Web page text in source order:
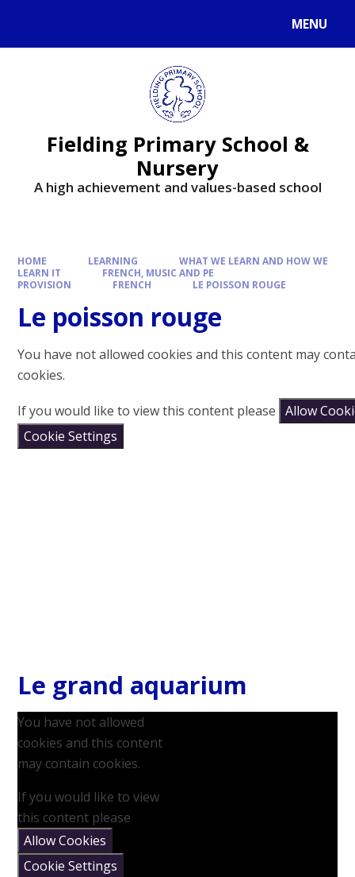
MENU
Fielding Primary School &
Nursery
A high achievement and values-based school
HOME LEARNING
WHAT WE LEARN AND HOW WE
LEARN IT
FRENCH, MUSIC AND PE
PROVISION
FRENCH LE POISSON ROUGE
Le poisson rouge
You have not allowed cookies and this content may
cookies.
If you would like to view this content please
Allow
Cookie Settings
Le grand aquarium
You have not allowed
cookies and this content
may contain cookies.
If you would like to view
this content please
Allow Cookies
Cookie Settings